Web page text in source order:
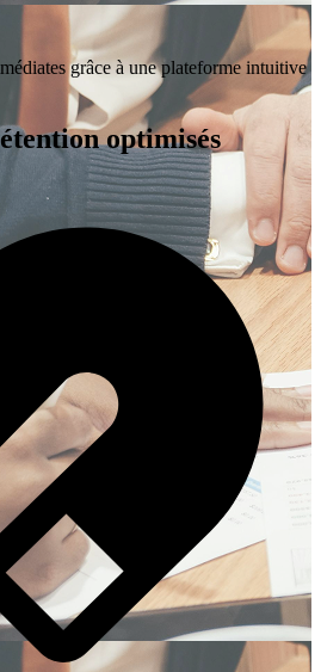
grâce à une plateforme intuitive
optimisés